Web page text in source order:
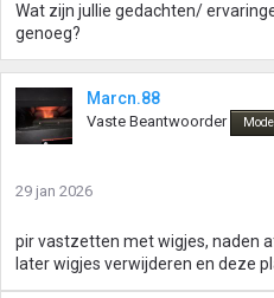
Wat zijn jullie gedachten/
genoeg?
Marcn.88
Vaste Beantwoorder
29 jan 2026
pir vastzetten met wigjes, naden
later wigjes verwijderen en deze